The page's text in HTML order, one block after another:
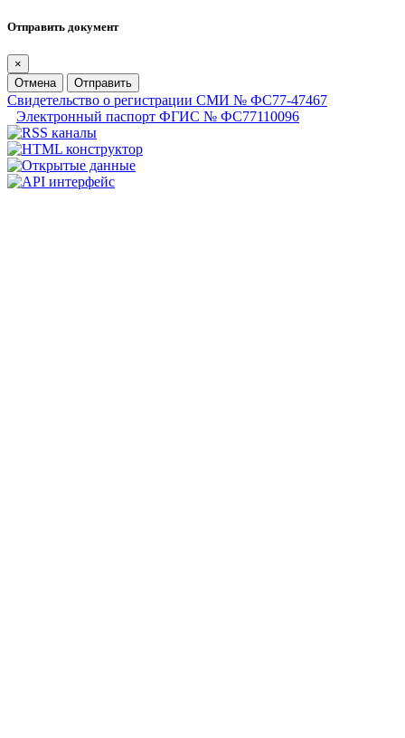
Отправить документ
×
Отмена
Отправить
Свидетельство о регистрации СМИ № ФС77-47467
Электронный паспорт ФГИС № ФС77110096